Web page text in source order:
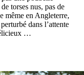
torses nus, pas de
même en Angleterre,
dans l’attente
…